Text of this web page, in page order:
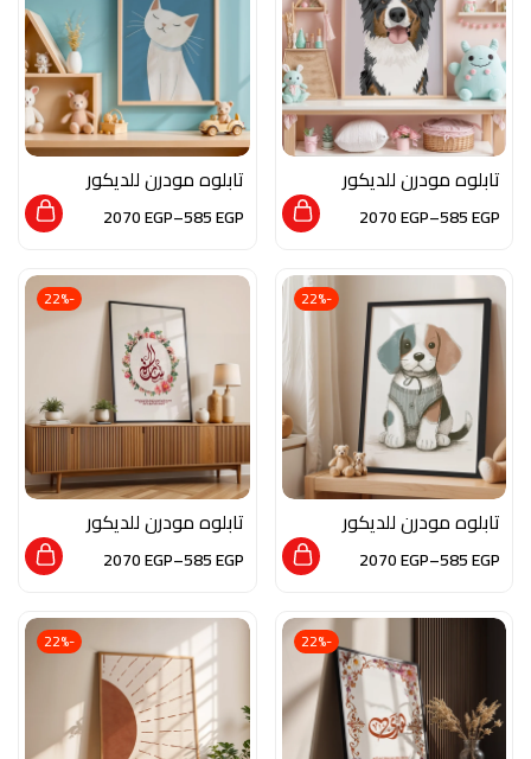
تابلوه مودرن للديكور
من الخشب الطبيعي و
الزجاج بلمسه من الفن
585EGP
–
2070EGP
تابلوه مودرن للديكور
من الخشب الطبيعي و
الزجاج بلمسه من الفن
585EGP
–
2070EGP
-22%
تابلوه مودرن للديكور
من الخشب الطبيعي و
الزجاج بلمسه من الفن
585EGP
–
2070EGP
-22%
تابلوه مودرن للديكور
من الخشب الطبيعي و
الزجاج بلمسه من فن
585EGP
–
2070EGP
-22%
-22%